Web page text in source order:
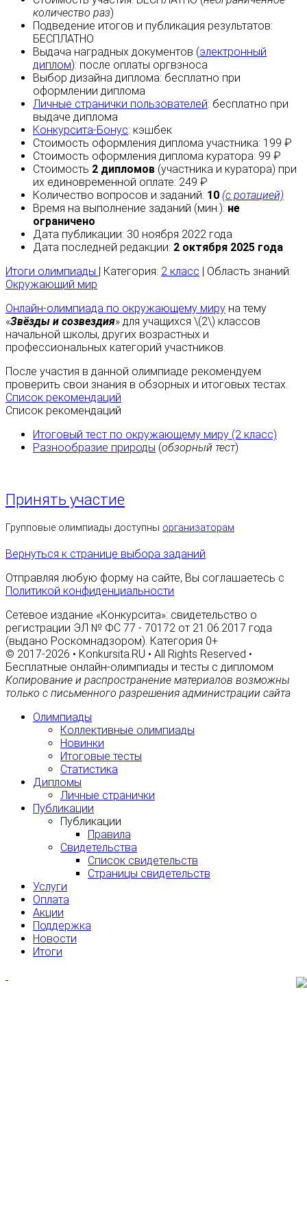
количество раз)
Подведение итогов и публикация результатов:
БЕСПЛАТНО
Выдача наградных документов (электронный
диплом): после оплаты оргвзноса
Выбор дизайна диплома: бесплатно при
оформлении диплома
Личные странички пользователей: бесплатно при
выдаче диплома
Конкурсита-Бонус: кэшбек
Стоимость оформления диплома участника: 199 ₽
Стоимость оформления диплома куратора: 99 ₽
Стоимость 2 дипломов (участника и куратора) при
их единовременной оплате: 249 ₽
Количество вопросов и заданий: 10 (с ротацией)
Время на выполнение заданий (мин.): не
ограничено
Дата публикации: 30 ноября 2022 года
Дата последней редакции: 2 октября 2025 года
Итоги олимпиады
| Категория: 2 класс | Область знаний:
Окружающий мир
Онлайн-олимпиада по окружающему миру на тему
«Звёзды и созвездия» для учащихся \(2\) классов
начальной школы, других возрастных и
профессиональных категорий участников.
После участия в данной олимпиаде рекомендуем
проверить свои знания в обзорных и итоговых тестах.
Список рекомендаций
Список рекомендаций
Итоговый тест по окружающему миру (2 класс)
Разнообразие природы (обзорный тест)
Принять участие
Групповые олимпиады доступны организаторам
Вернуться к странице выбора заданий
Отправляя любую форму на сайте, Вы соглашаетесь с
Политикой конфиденциальности
Сетевое издание «Конкурсита»: свидетельство о
регистрации ЭЛ № ФС 77 - 70172 от 21.06.2017 года
(выдано Роскомнадзором). Категория 0+
© 2017-2026 • Konkursita.RU • All Rights Reserved •
Бесплатные онлайн-олимпиады и тесты с дипломом
Копирование и распространение материалов возможны
только с письменного разрешения администрации сайта
Олимпиады
Коллективные олимпиады
Новинки
Итоговые тесты
Статистика
Дипломы
Личные странички
Публикации
Публикации
Правила
Свидетельства
Список свидетельств
Страницы свидетельств
Услуги
Оплата
Акции
Поддержка
Новости
Итоги